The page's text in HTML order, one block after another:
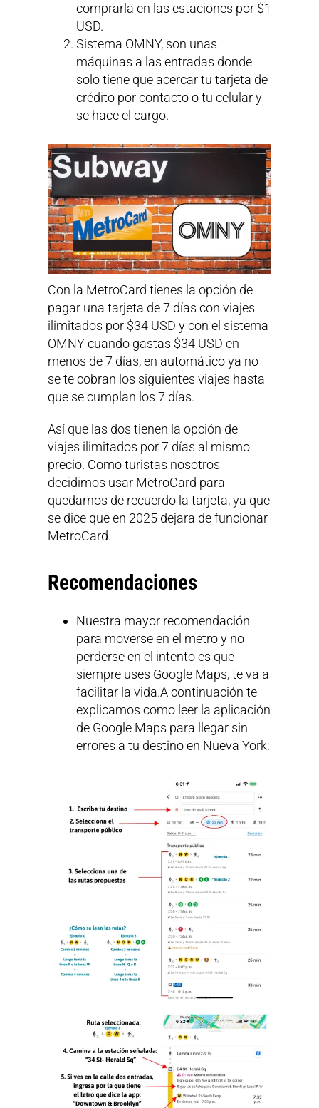
comprarla en las estaciones por $1
USD.
Sistema OMNY, son unas
máquinas a las entradas donde
solo tiene que acercar tu tarjeta de
crédito por contacto o tu celular y
se hace el cargo.
Con la MetroCard tienes la opción de
pagar una tarjeta de 7 días con viajes
ilimitados por $34 USD y con el sistema
OMNY cuando gastas $34 USD en
menos de 7 días, en automático ya no
se te cobran los siguientes viajes hasta
que se cumplan los 7 días.
Así que las dos tienen la opción de
viajes ilimitados por 7 días al mismo
precio. Como turistas nosotros
decidimos usar MetroCard para
quedarnos de recuerdo la tarjeta, ya que
se dice que en 2025 dejara de funcionar
MetroCard.
Recomendaciones
Nuestra mayor recomendación
para moverse en el metro y no
perderse en el intento es que
siempre uses Google Maps, te va a
facilitar la vida.A continuación te
explicamos como leer la aplicación
de Google Maps para llegar sin
errores a tu destino en Nueva York: